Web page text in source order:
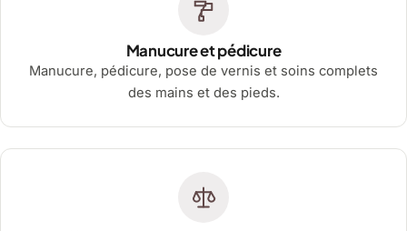
Manucure et pédicure
Manucure, pédicure, pose de vernis et soins complets
des mains et des pieds.